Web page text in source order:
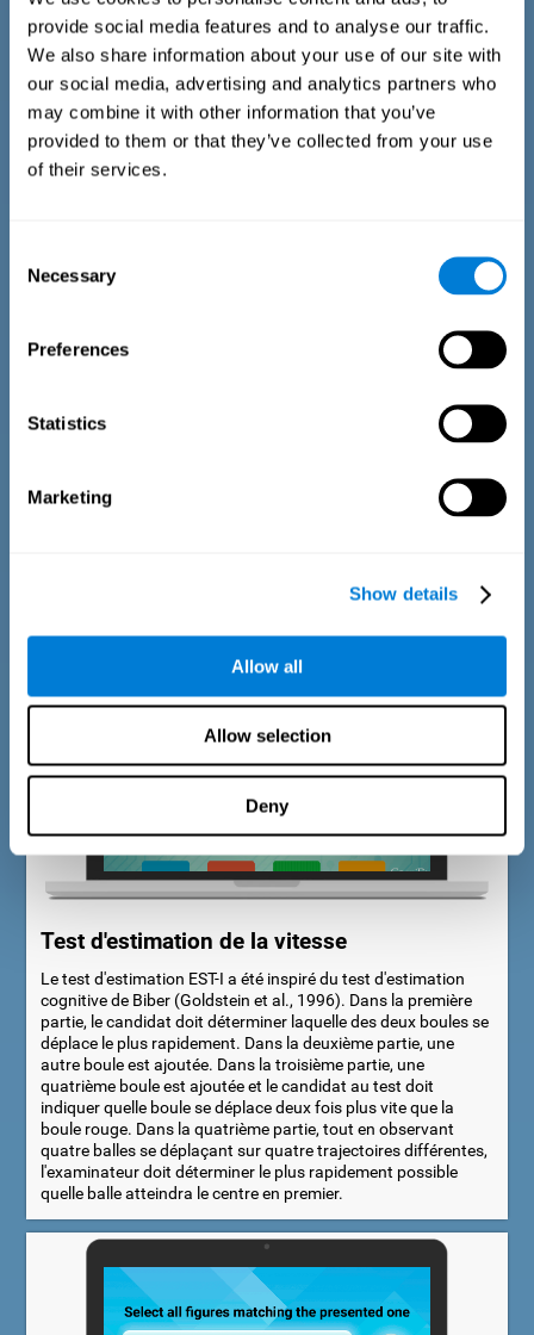
provide social media features and to analyse our traffic.
We also share information about your use of our site with
our social media, advertising and analytics partners who
may combine it with other information that you’ve
provided to them or that they’ve collected from your use
of their services.
Selection
Necessary
Preferences
Statistics
Marketing
Show details
Allow all
Allow selection
Deny
présenté pour la première fois dans la tâche, 2) la dernière
fois que l'objet est apparu, il a été lu à haute voix, ou 3) la
dernière fois que l'objet est apparu, il a été présenté sous
forme d'image.
Test d'estimation du temps
durée (DPT) (Frota &amp ; Pereira, 2003). On demande au
répondant d'interrompre un stimulus auditif en cours pour
Test d'estimation de la vitesse
Le test d'estimation EST-I a été inspiré du test d'estimation
cognitive de Biber (Goldstein et al., 1996). Dans la première
partie, le candidat doit déterminer laquelle des deux boules se
déplace le plus rapidement. Dans la deuxième partie, une
autre boule est ajoutée. Dans la troisième partie, une
quatrième boule est ajoutée et le candidat au test doit
indiquer quelle boule se déplace deux fois plus vite que la
boule rouge. Dans la quatrième partie, tout en observant
quatre balles se déplaçant sur quatre trajectoires différentes,
l'examinateur doit déterminer le plus rapidement possible
quelle balle atteindra le centre en premier.